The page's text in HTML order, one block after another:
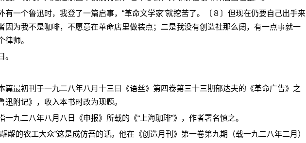
一个鲁迅时，我登了一篇启事，“革命文学家”就挖苦了。〔８〕但现在仍要自己出手来
因为我不是咖啡，不愿意在革命店里做装点；二是我没有创造社那么阔，有一点事就一
律师。
最初刊于一九二八年八月十三日《语丝》第四卷第三十三期郁达夫的《革命广告》之
迅附记》，收入本书时改为现题。
九二八年八月八日《申报》所载的《“上海珈琲”》，作者署名慎之。
的农工大众”这是成仿吾的话。他在《创造月刊》第一卷第九期（载一九二八年二月）